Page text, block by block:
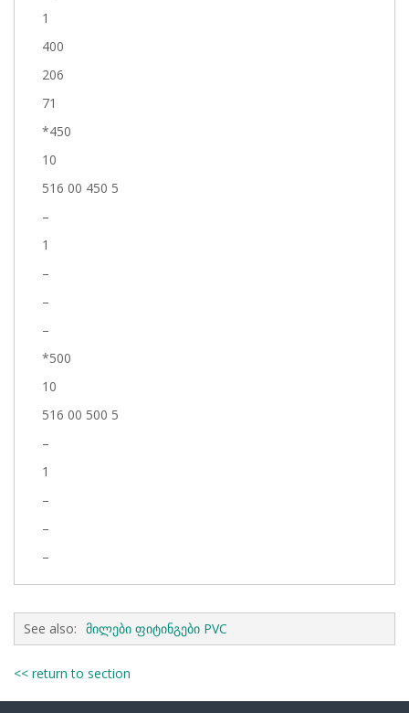
1
400
206
71
*450
10
516 00 450 5
–
1
–
–
–
*500
10
516 00 500 5
–
1
–
–
–
See also: მილები ფიტინგები PVC
<< return to section